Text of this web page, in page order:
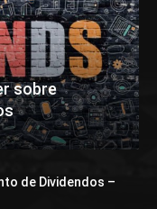
sobre
de Dividendos –